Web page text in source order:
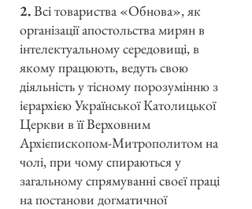
2.Всі товариства «Обнова», як
організації апостольства мирян в
інтелектуальному середовищі, в
якому працюють, ведуть свою
діяльність у тісному порозумінню з
ієрархією Української Католицької
Церкви в її Верховним
Архієпископом-Митрополитом на
чолі, при чому спираються у
загальному спрямуванні своєї праці
на постанови догматичної